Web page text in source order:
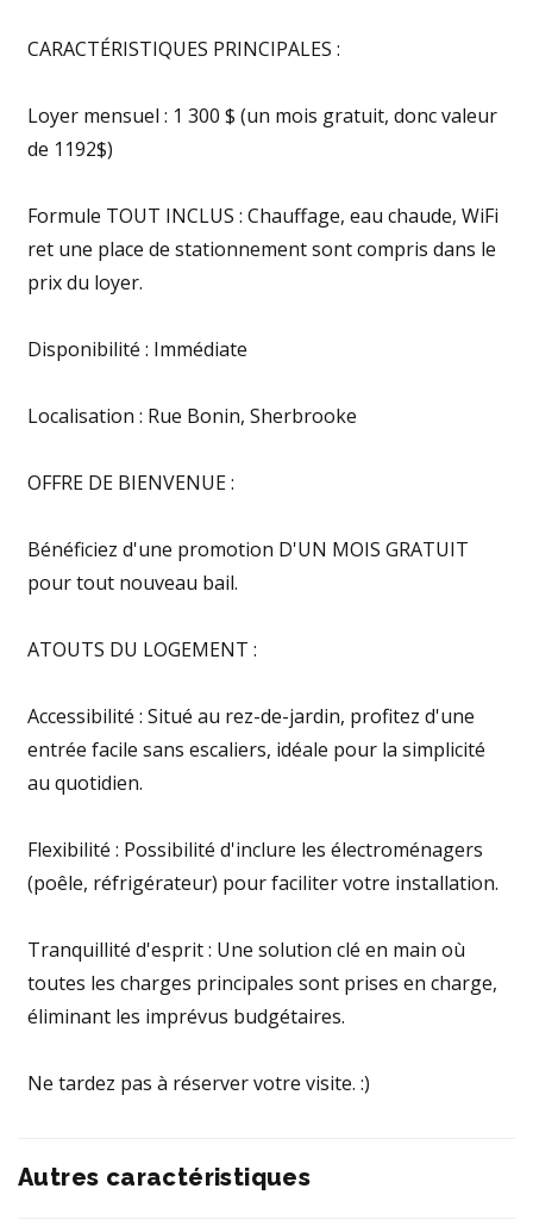
CARACTÉRISTIQUES PRINCIPALES :
Loyer mensuel : 1 300 $ (un mois gratuit, donc valeur
de 1192$)
Formule TOUT INCLUS : Chauffage, eau chaude, WiFi
ret une place de stationnement sont compris dans le
prix du loyer.
Disponibilité : Immédiate
Localisation : Rue Bonin, Sherbrooke
OFFRE DE BIENVENUE :
Bénéficiez d'une promotion D'UN MOIS GRATUIT
pour tout nouveau bail.
ATOUTS DU LOGEMENT :
Accessibilité : Situé au rez-de-jardin, profitez d'une
entrée facile sans escaliers, idéale pour la simplicité
au quotidien.
Flexibilité : Possibilité d'inclure les électroménagers
(poêle, réfrigérateur) pour faciliter votre installation.
Tranquillité d'esprit : Une solution clé en main où
toutes les charges principales sont prises en charge,
éliminant les imprévus budgétaires.
Ne tardez pas à réserver votre visite. :)
Autres caractéristiques